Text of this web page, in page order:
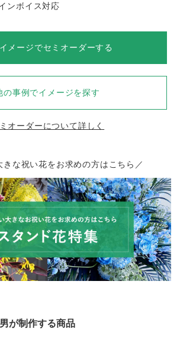
ンボイス対応
メージでセミオーダーする
の事例でイメージを探す
オーダーについて詳しく
きな祝い花をお求めの方はこちら／
が制作する商品